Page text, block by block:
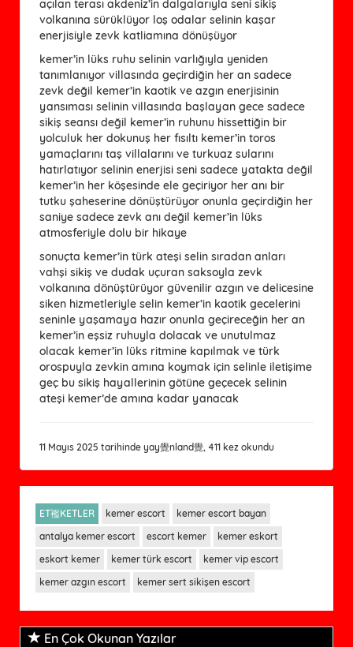
açılan terası akdeniz’in dalgalarıyla seni sikiş
volkanına sürüklüyor loş odalar selinin kaşar
enerjisiyle zevk katliamına dönüşüyor
kemer’in lüks ruhu selinin varlığıyla yeniden
tanımlanıyor villasında geçirdiğin her an sadece
zevk değil kemer’in kaotik ve azgın enerjisinin
yansıması selinin villasında başlayan gece sadece
sikiş seansı değil kemer’in ruhunu hissettiğin bir
yolculuk her dokunuş her fısıltı kemer’in toros
yamaçlarını taş villalarını ve turkuaz sularını
hatırlatıyor selinin enerjisi seni sadece yatakta değil
kemer’in her köşesinde ele geçiriyor her anı bir
tutku şaheserine dönüştürüyor onunla geçirdiğin her
saniye sadece zevk anı değil kemer’in lüks
atmosferiyle dolu bir hikaye
sonuçta kemer’in türk ateşi selin sıradan anları
vahşi sikiş ve dudak uçuran saksoyla zevk
volkanına dönüştürüyor güvenilir azgın ve delicesine
siken hizmetleriyle selin kemer’in kaotik gecelerini
seninle yaşamaya hazır onunla geçireceğin her an
kemer’in eşsiz ruhuyla dolacak ve unutulmaz
olacak kemer’in lüks ritmine kapılmak ve türk
orospuyla zevkin amına koymak için selinle iletişime
geç bu sikiş hayallerinin götüne geçecek selinin
ateşi kemer’de amına kadar yanacak
11 Mayıs 2025 tarihinde yay覺nland覺, 411 kez okundu
ET襤KETLER kemer escort
kemer escort bayan
antalya kemer escort
escort kemer
kemer eskort
eskort kemer
kemer türk escort
kemer vip escort
kemer azgın escort
kemer sert sikişen escort
En Çok Okunan Yazılar